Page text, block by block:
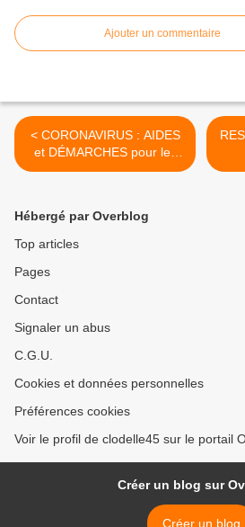
Ajouter un commentaire
< CORONAVIRUS : AIDES
et DÉMARCHES pour les
Petites Moyennes
Hébergé par Overblog
Top articles
Pages
Contact
Signaler un abus
C.G.U.
Cookies et données personnelles
Préférences cookies
Voir le profil de clodelle45 sur le portail
Créer un blog sur
Créer un blog